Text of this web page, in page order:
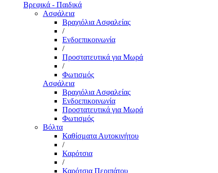
Βρεφικά - Παιδικά
Ασφάλεια
Βραχιόλια Ασφαλείας
/
Ενδοεπικοινωνία
/
Προστατευτικά για Μωρά
/
Φωτισμός
Ασφάλεια
Βραχιόλια Ασφαλείας
Ενδοεπικοινωνία
Προστατευτικά για Μωρά
Φωτισμός
Βόλτα
Καθίσματα Αυτοκινήτου
/
Καρότσια
/
Καρότσια Περιπάτου